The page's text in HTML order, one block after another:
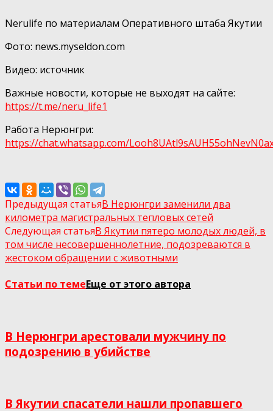
Nerulife по материалам Оперативного штаба Якутии
Фото: news.myseldon.com
Видео: источник
Важные новости, которые не выходят на сайте:
https://t.me/neru_life1
Работа Нерюнгри:
https://chat.whatsapp.com/
Предыдущая статьяВ Нерюнгри заменили два
километра магистральных тепловых сетей
Следующая статьяВ Якутии пятеро молодых людей, в
том числе несовершеннолетние, подозреваются в
жестоком обращении с животными
Статьи по темеЕще от этого автора
В Нерюнгри арестовали мужчину по
подозрению в убийстве
В Якутии спасатели нашли пропавшего